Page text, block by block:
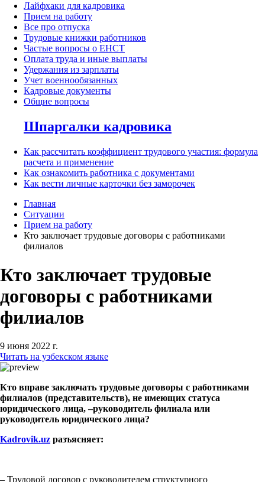
Лайфхаки для кадровика
Прием на работу
Все про отпуска
Трудовые книжки работников
Частые вопросы о ЕНСТ
Оплата труда и иные выплаты
Удержания из зарплаты
Учет военнообязанных
Кадровые документы
Общие вопросы
Шпаргалки кадровика
Как рассчитать коэффициент трудового участия: формула
расчета и применение
Как ознакомить работника с документами
Как вести личные карточки без заморочек
Главная
Ситуации
Прием на работу
Кто заключает трудовые договоры с работниками
филиалов
Кто заключает трудовые
договоры с работниками
филиалов
9 июня 2022 г.
Читать на узбекском языке
Кто вправе заключать трудовые договоры с работниками
филиалов (представительств), не имеющих статуса
юридического лица, –руководитель филиала или
руководитель юридического лица?
Kadrovik.uz разъясняет:
– Трудовой договор с руководителем структурного